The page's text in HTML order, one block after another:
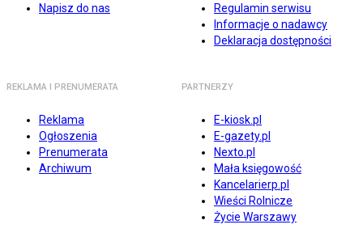
Napisz do nas
Regulamin serwisu
Informacje o nadawcy
Deklaracja dostępności
REKLAMA I PRENUMERATA
Reklama
Ogłoszenia
Prenumerata
Archiwum
PARTNERZY
E-kiosk.pl
E-gazety.pl
Nexto.pl
Mała księgowość
Kancelarierp.pl
Wieści Rolnicze
Życie Warszawy